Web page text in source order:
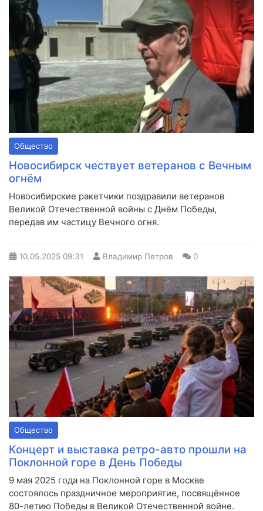
Общество
Новосибирск чествует ветеранов с Вечным
огнём
Новосибирские ракетчики поздравили ветеранов
Великой Отечественной войны с Днём Победы,
передав им частицу Вечного огня.
10.05.2025 09:31 Владимир Петров 0
Общество
Концерт и выставка ретро-авто прошли на
Поклонной горе в День Победы
9 мая 2025 года на Поклонной горе в Москве
состоялось праздничное мероприятие, посвящённое
80-летию Победы в Великой Отечественной войне.